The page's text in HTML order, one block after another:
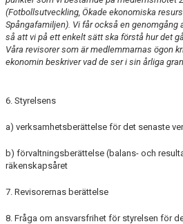
(Fotbollsutveckling, Ökade ekonomiska
Spångafamiljen). Vi får också en genomgång
så att vi på ett enkelt sätt ska förstå hur det
Våra revisorer som är medlemmarnas ögon
ekonomin beskriver vad de ser i sin årliga
6. Styrelsens
a) verksamhetsberättelse för det senaste
b) förvaltningsberättelse (balans- och
räkenskapsåret
7. Revisorernas berättelse
8. Fråga om ansvarsfrihet för styrelsen för